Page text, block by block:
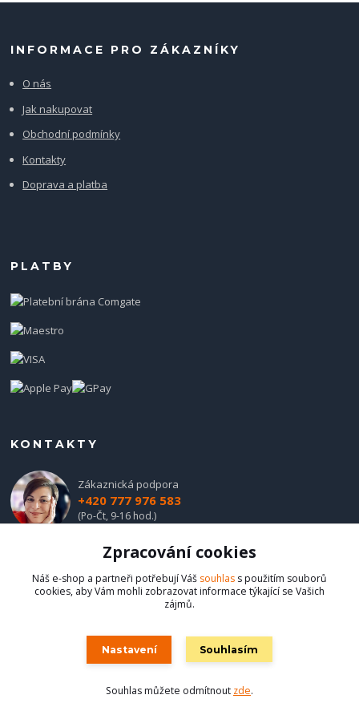
INFORMACE PRO ZÁKAZNÍKY
O nás
Jak nakupovat
Obchodní podmínky
Kontakty
Doprava a platba
PLATBY
KONTAKTY
Zákaznická podpora
+420 777 976 583
(Po-Čt, 9-16 hod.)
obchod@hadladla.cz
Vytvořeno na
Eshop-rychle.cz
Zpracování cookies
Náš e-shop a partneři potřebují Váš souhlas s použitím souborů
cookies, aby Vám mohli zobrazovat informace týkající se Vašich
zájmů.
Nastavení Souhlasím
Souhlas můžete odmítnout zde.